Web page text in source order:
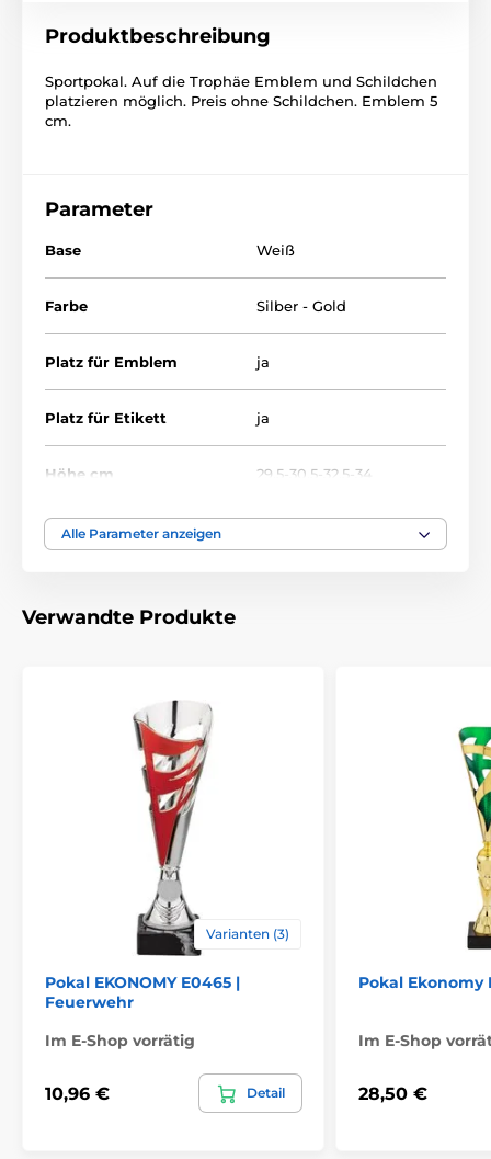
Produktbeschreibung
Sportpokal. Auf die Trophäe Emblem und Schildchen
platzieren möglich. Preis ohne Schildchen. Emblem 5
cm.
Parameter
Base Weiß
Farbe Silber - Gold
Platz für Emblem ja
Platz für Etikett ja
Höhe cm 29,5-30,5-32,5-34
Thema
Bedruckung des
Alle Parameter anzeigen
Verwandte Produkte
Varianten (3)
Pokal EKONOMY E0465 |
Feuerwehr
Im E-Shop vorrätig
10,96 € Detail
Pokal Ekonomy
Im E-Shop
28,50 €